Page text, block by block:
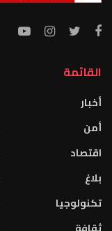
القائمة
أخبار
أمن
اقتصاد
بلاغ
تكنولوجيا